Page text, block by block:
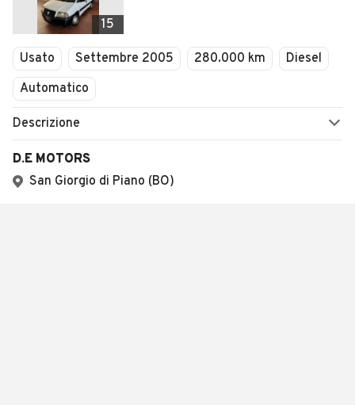
15
Usato Settembre 2005 280.000 km
Diesel
Automatico
Descrizione
D.E MOTORS
San Giorgio di Piano (BO)